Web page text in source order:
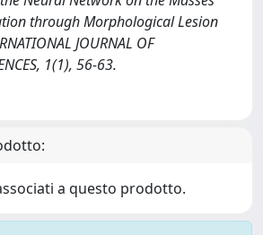
through Morphological Lesion
JOURNAL OF
1(1), 56-63.
a questo prodotto.